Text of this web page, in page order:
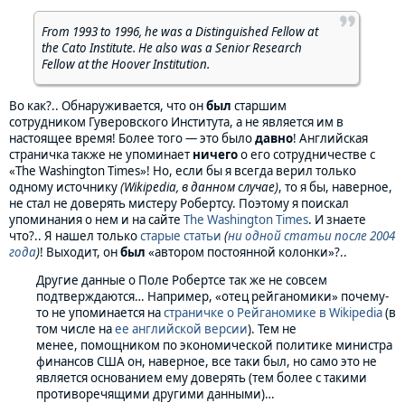
From 1993 to 1996, he was a Distinguished Fellow at
the Cato Institute. He also was a Senior Research
Fellow at the Hoover Institution.
Во как?.. Обнаруживается, что онбыл старшим
сотрудником Гуверовского Института, а не является им в
настоящее время! Более того — это былодавно! Английская
страничка также не упоминает ничегоо его сотрудничестве с
«The Washington Times»! Но, если бы я всегда верил только
одному источнику(Wikipedia, в данном случае), то я бы, наверное,
не стал не доверять мистеру Робертсу. Поэтому я поискал
упоминания о нем и на сайте The Washington Times. И знаете
что?.. Я нашел толькостарые статьи (ни одной статьи после 2004
года)! Выходит, онбыл «автором постоянной колонки»?..
Другие данные о Поле Робертсе так же не совсем
подтверждаются… Например, «отец рейганомики» почему-
то не упоминается настраничке о Рейганомике в Wikipedia(в
том числе наее английской версии). Тем не
менее, помощником по экономической политике министра
финансов США он, наверное, все таки был, но само это не
является основанием ему доверять (тем более с такими
противоречящими другими данными)…